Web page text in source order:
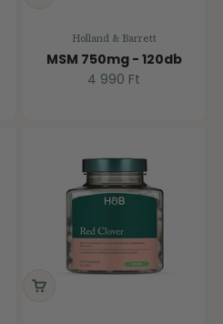
Holland & Barrett
MSM 750mg - 120db
Ár
4 990 Ft